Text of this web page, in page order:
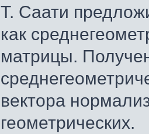
Т. Саати
как
матрицы.
вектора
геометрических.